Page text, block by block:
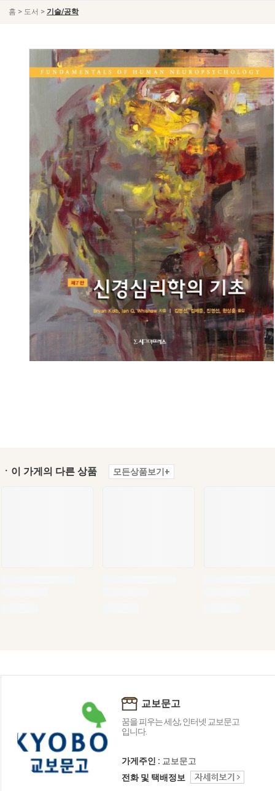
홈 > 도서 > 기술/공학
ㆍ이 가게의 다른 상품 모든상품보기+
교보문고
꿈을 피우는 세상, 인터넷 교보문고
입니다.
가게주인 : 교보문고
전화 및 택배정보